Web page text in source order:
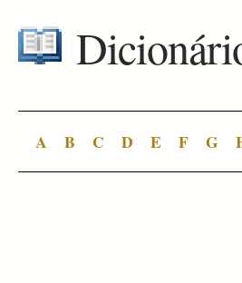
A B C D E F G